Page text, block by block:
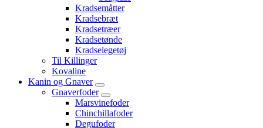
Kradsemåtter
Kradsebræt
Kradsetræer
Kradsetønde
Kradselegetøj
Til Killinger
Kovaline
Kanin og Gnaver
Gnaverfoder
Marsvinefoder
Chinchillafoder
Degufoder